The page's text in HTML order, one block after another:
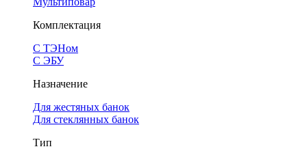
Комплектация
С ТЭНом
С ЭБУ
Назначение
Для жестяных банок
Для стеклянных банок
Тип